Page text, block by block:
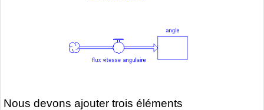
Nous devons ajouter trois éléments